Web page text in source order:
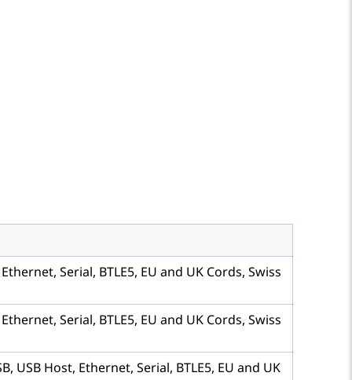
Serial, BTLE5, EU and UK Cords, Swiss
Serial, BTLE5, EU and UK Cords, Swiss
USB Host, Ethernet, Serial, BTLE5, EU and UK